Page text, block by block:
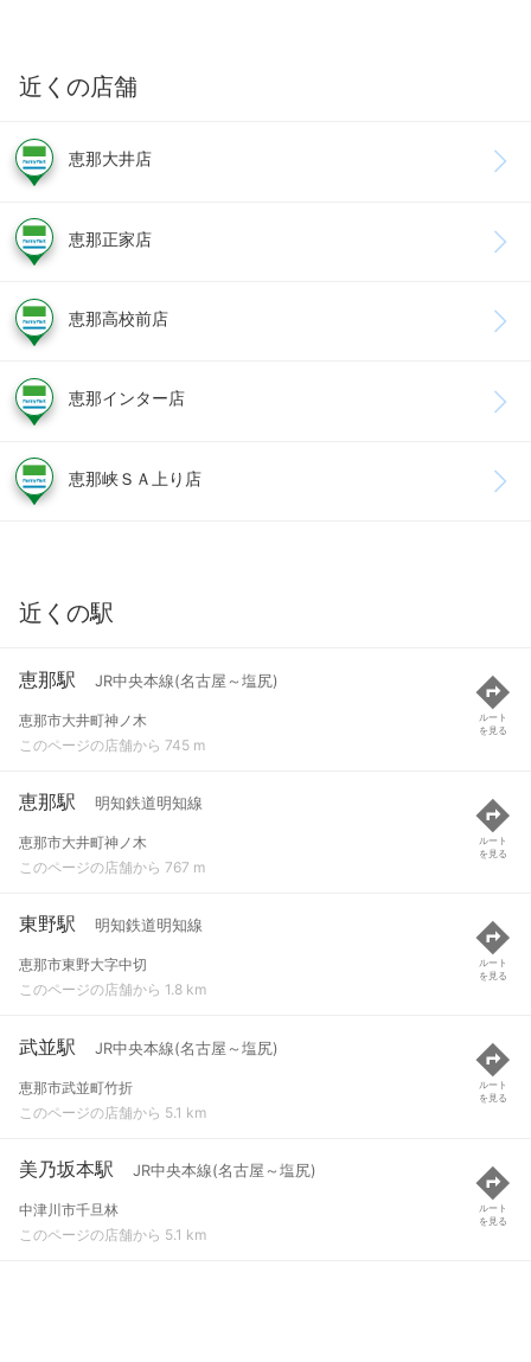
近くの店舗
恵那大井店
恵那正家店
恵那高校前店
恵那インター店
恵那峡ＳＡ上り店
近くの駅
恵那駅 JR中央本線(名古屋～塩尻)
恵那市大井町神ノ木
このページの店舗から 745 m
ルート
を見る
恵那駅 明知鉄道明知線
恵那市大井町神ノ木
このページの店舗から 767 m
ルート
を見る
東野駅 明知鉄道明知線
恵那市東野大字中切
このページの店舗から 1.8 km
ルート
を見る
武並駅 JR中央本線(名古屋～塩尻)
恵那市武並町竹折
このページの店舗から 5.1 km
ルート
を見る
美乃坂本駅 JR中央本線(名古屋～塩尻)
中津川市千旦林
このページの店舗から 5.1 km
ルート
を見る